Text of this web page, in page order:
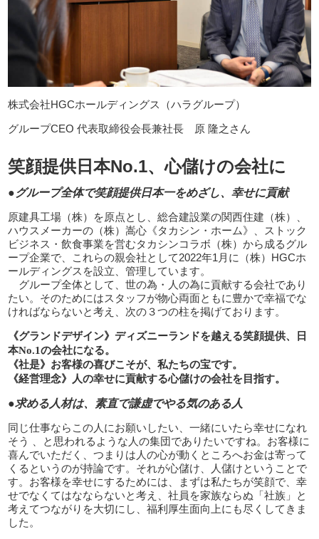
株式会社HGCホールディングス（ハラグループ）
グループCEO 代表取締役会長兼社長 原 隆之さん
笑顔提供日本No.1、心儲けの会社に
●グループ全体で笑顔提供日本一をめざし、幸せに貢献
原建具工場（株）を原点とし、総合建設業の関西住建（株）、
ハウスメーカーの（株）嵩心《タカシン・ホーム》、ストック
ビジネス・飲食事業を営むタカシンコラボ（株）から成るグル
ープ企業で、これらの親会社として2022年1月に（株）HGCホ
ールディングスを設立、管理しています。
グループ全体として、世の為・人の為に貢献する会社であり
たい。そのためにはスタッフが物心両面ともに豊かで幸福でな
ければならないと考え、次の３つの柱を掲げております。
《グランドデザイン》ディズニーランドを越える笑顔提供、日
本No.1の会社になる。
《社是》お客様の喜びこそが、私たちの宝です。
《経営理念》人の幸せに貢献する心儲けの会社を目指す。
●求める人材は、素直で謙虚でやる気のある人
同じ仕事ならこの人にお願いしたい、一緒にいたら幸せになれ
そう 、と思われるような人の集団でありたいですね。お客様に
喜んでいただく、つまりは人の心が動くところへお金は寄って
くるというのが持論です。それが心儲け、人儲けということで
す。お客様を幸せにするためには、まずは私たちが笑顔で、幸
せでなくてはなならないと考え、社員を家族ならぬ「社族」と
考えてつながりを大切にし、福利厚生面向上にも尽くしてきま
した。